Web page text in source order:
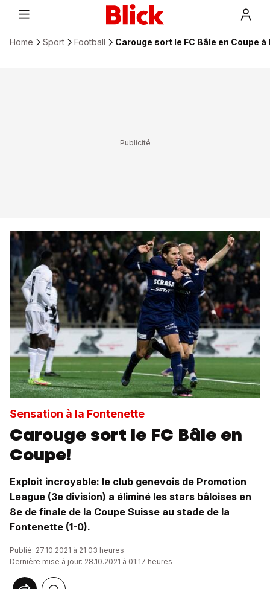
Home Sport Football Carouge sort le FC Bâle en Coupe
Sensation à la Fontenette
Carouge sort le FC Bâle en
Coupe!
Exploit incroyable: le club genevois de Promotion
League (3e division) a éliminé les stars bâloises en
8e de finale de la Coupe Suisse au stade de la
Fontenette (1-0).
Publié: 27.10.2021 à 21:03 heures
Dernière mise à jour: 28.10.2021 à 01:17 heures